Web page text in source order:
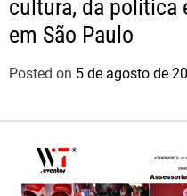
cultura, da política
em São Paulo
Posted on 5 de agosto de